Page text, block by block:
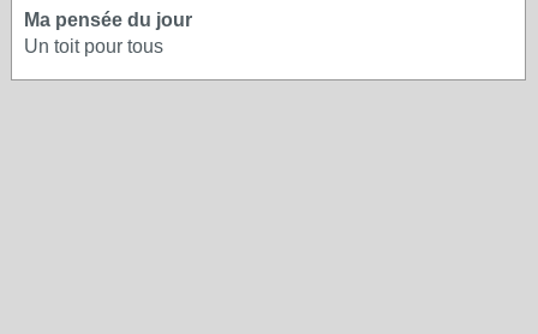
Ma pensée du jour
Un toit pour tous